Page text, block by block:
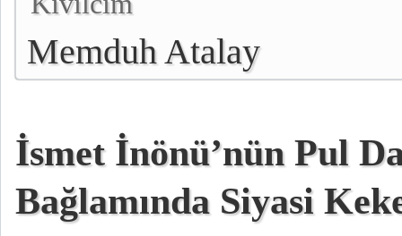
Memduh Atalay
İsmet İnönü’nün Pul
Bağlamında Siyasi